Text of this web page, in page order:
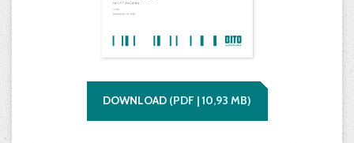
DOWNLOAD (PDF |10,93 MB)